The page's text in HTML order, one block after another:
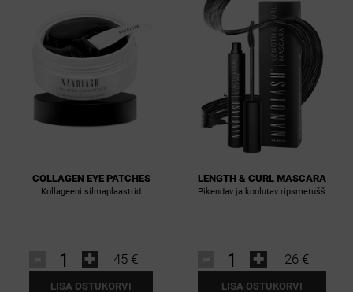
COLLAGEN EYE PATCHES
Kollageeni silmaplaastrid
45 €
+
LISA OSTUKORVI
LENGTH & CURL MASCARA
Pikendav ja koolutav ripsmetušš
26 €
+
LISA OSTUKORVI